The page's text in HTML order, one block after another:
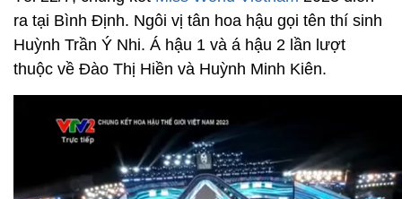
ra tại Bình Định. Ngôi vị tân hoa hậu gọi tên thí sinh
Huỳnh Trần Ý Nhi. Á hậu 1 và á hậu 2 lần lượt
thuộc về Đào Thị Hiền và Huỳnh Minh Kiên.